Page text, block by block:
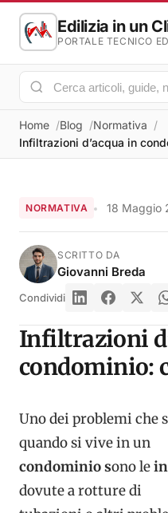
Edilizia in un
PORTALE TECNICO
Home Blog
Normativa
Infiltrazioni d’acqua in
NORMATIVA 18 Maggio
SCRITTO DA
Giovanni Breda
Condividi
Infiltrazioni
condominio:
Uno dei problemi che
quando si vive in un
condominio sono le
dovute a rotture di